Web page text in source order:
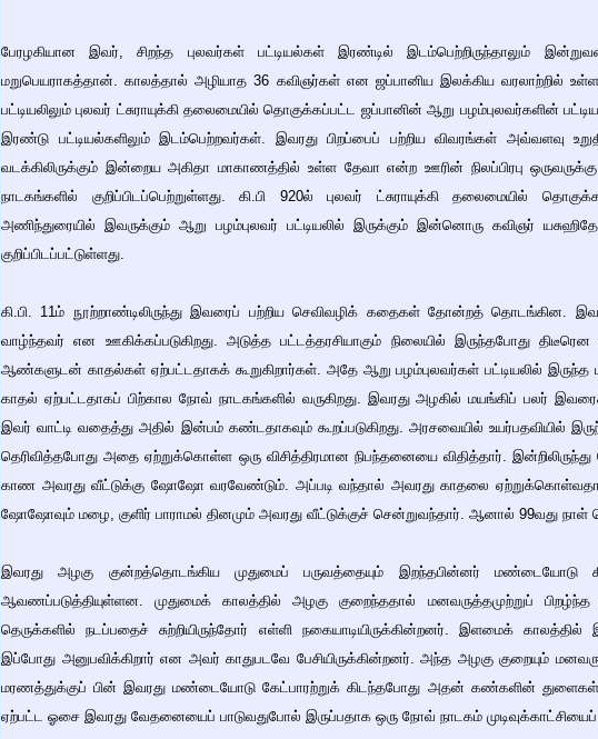
பேரழகியான இவர், சிறந்த புலவர்கள் பட்டியல்கள் இரண்டில் இடம்பெற்றிருந்தாலும்
மறுபெயராகத்தான். காலத்தால் அழியாத 36 கவிஞர்கள் என ஜப்பானிய இலக்கிய வரலாற்றில்
பட்டியலிலும் புலவர் ட்சுராயுக்கி தலைமையில் தொகுக்கப்பட்ட ஜப்பானின் ஆறு பழம்புலவர்களின்
இரண்டு பட்டியல்களிலும் இடம்பெற்றவர்கள். இவரது பிறப்பைப் பற்றிய விவரங்கள் அவ்வளவு
வடக்கிலிருக்கும் இன்றைய அகிதா மாகாணத்தில் உள்ள தேவா என்ற ஊரின் நிலப்பிரபு
நாடகங்களில் குறிப்பிடப்பெற்றுள்ளது. கி.பி 920ல் புலவர் ட்சுராயுக்கி தலைமையில்
அணிந்துரையில் இவருக்கும் ஆறு பழம்புலவர் பட்டியலில் இருக்கும் இன்னொரு கவிஞர்
குறிப்பிடப்பட்டுள்ளது.
கி.பி. 11ம் நூற்றாண்டிலிருந்து இவரைப் பற்றிய செவிவழிக் கதைகள் தோன்றத் தொடங்கின.
வாழ்ந்தவர் என ஊகிக்கப்படுகிறது. அடுத்த பட்டத்தரசியாகும் நிலையில் இருந்தபோது திடீரென
ஆண்களுடன் காதல்கள் ஏற்பட்டதாகக் கூறுகிறார்கள். அதே ஆறு பழம்புலவர்கள் பட்டியலில் இருந்த
காதல் ஏற்பட்டதாகப் பிற்கால நோவ் நாடகங்களில் வருகிறது. இவரது அழகில் மயங்கிப் பலர்
இவர் வாட்டி வதைத்து அதில் இன்பம் கண்டதாகவும் கூறப்படுகிறது. அரசவையில்
தெரிவித்தபோது அதை ஏற்றுக்கொள்ள ஒரு விசித்திரமான நிபந்தனையை விதித்தார்.
காண அவரது வீட்டுக்கு ஷோஷோ வரவேண்டும். அப்படி வந்தால் அவரது காதலை
ஷோஷோவும் மழை, குளிர் பாராமல் தினமும் அவரது வீட்டுக்குச் சென்றுவந்தார். ஆனால் 99வது
இவரது அழகு குன்றத்தொடங்கிய முதுமைப் பருவத்தையும் இறந்தபின்னர் மண்டையோடு
ஆவணப்படுத்தியுள்ளன. முதுமைக் காலத்தில் அழகு குறைந்ததால் மனவருத்தமுற்றுப்
தெருக்களில் நடப்பதைச் சுற்றியிருந்தோர் எள்ளி நகையாடியிருக்கின்றனர். இளமைக் காலத்தில்
இப்போது அனுபவிக்கிறார் என அவர் காதுபடவே பேசியிருக்கின்றனர். அந்த அழகு குறையும்
மரணத்துக்குப் பின் இவரது மண்டையோடு கேட்பாரற்றுக் கிடந்தபோது அதன் கண்களின் துளைகள்
ஏற்பட்ட ஓசை இவரது வேதனையைப் பாடுவதுபோல் இருப்பதாக ஒரு நோவ் நாடகம் முடிவுக்காட்சியைப்